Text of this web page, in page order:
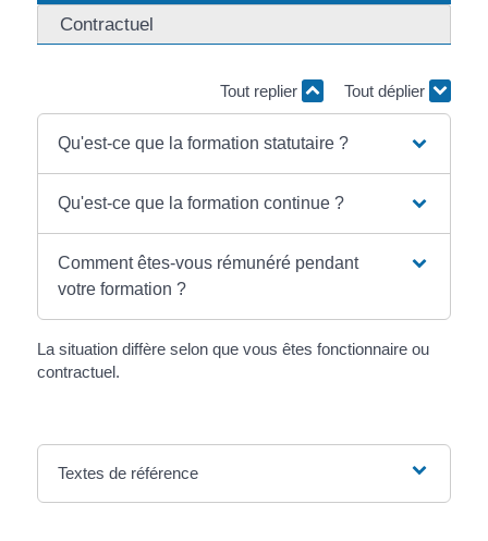
Contractuel
Tout replier Tout déplier
Qu'est-ce que la formation statutaire ?
Qu'est-ce que la formation continue ?
Comment êtes-vous rémunéré pendant
votre formation ?
La situation diffère selon que vous êtes fonctionnaire ou
contractuel.
Textes de référence